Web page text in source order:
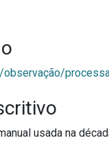
usada na